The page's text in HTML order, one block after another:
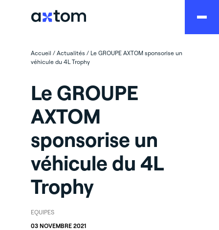
Accueil / Actualités / Le GROUPE AXTOM sponsorise un
véhicule du 4L Trophy
Le GROUPE
AXTOM
sponsorise un
véhicule du 4L
Trophy
EQUIPES
03 NOVEMBRE 2021